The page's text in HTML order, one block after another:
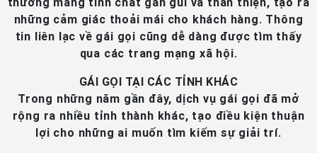
những cảm giác thoải mái cho khách hàng. Thông
tin liên lạc về gái gọi cũng dễ dàng được tìm thấy
qua các trang mạng xã hội.
GÁI GỌI TẠI CÁC TỈNH KHÁC
Trong những năm gần đây, dịch vụ gái gọi đã mở
rộng ra nhiều tỉnh thành khác, tạo điều kiện thuận
lợi cho những ai muốn tìm kiếm sự giải trí.